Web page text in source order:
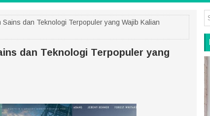
Sains dan Teknologi Terpopuler yang Wajib Kalian
dan Teknologi Terpopuler yang